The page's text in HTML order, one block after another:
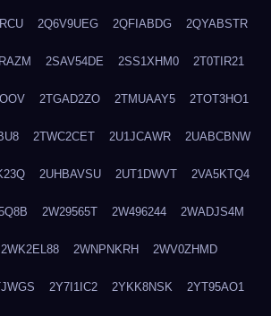
2Q6V9UEG 2QFIABDG 2QYABSTR
2SAV54DE 2SS1XHM0 2T0TIR21
2TGAD2ZO 2TMUAAY5 2TOT3HO1
2TWC2CET 2U1JCAWR 2UABCBNW
2UHBAVSU 2UT1DWVT 2VA5KTQ4
2W29565T 2W496244 2WADJS4M
2WK2EL88 2WNPNKRH 2WV0ZHMD
2Y7I1IC2 2YKK8NSK 2YT95AO1